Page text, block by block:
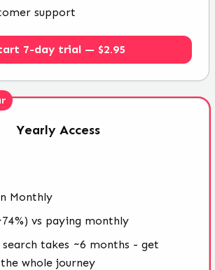
support
7-day trial — $2.95
Yearly Access
Monthly
vs paying monthly
takes ~6 months - get
whole journey